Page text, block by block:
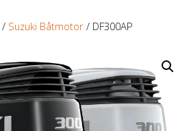
/ Suzuki Båtmotor / DF300AP